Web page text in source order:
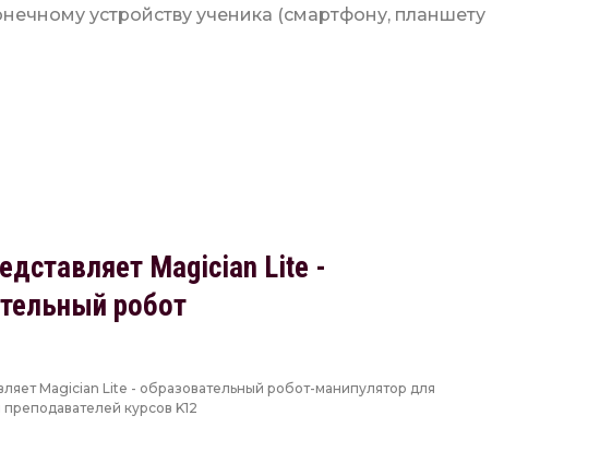
устройству ученика (смартфону, планшету
Magician Lite -
робот
Magician Lite - образовательный робот-манипулятор для
курсов K12